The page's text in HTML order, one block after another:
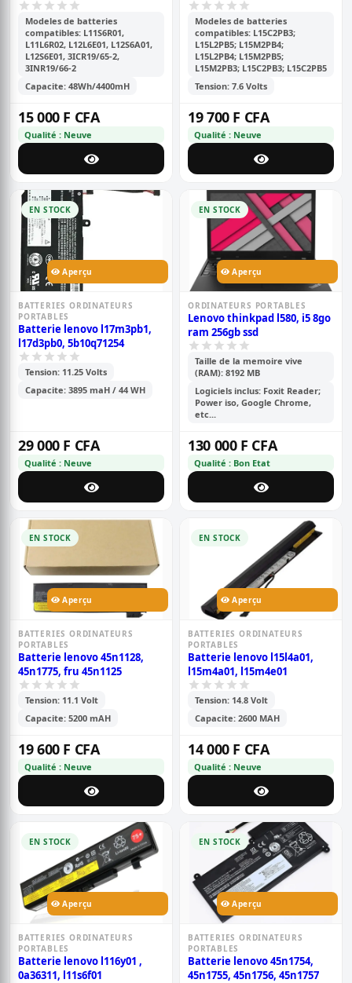
Modeles de batteries
compatibles: L11S6R01,
L11L6R02, L12L6E01, L12S6A01,
L12S6E01, 3ICR19/65-2,
3INR19/66-2
Capacite: 48Wh/4400mH
15 000 F CFA
Qualité : Neuve
Modeles de batteries
compatibles: L15C2PB3;
L15L2PB5; L15M2PB4;
L15L2PB4; L15M2PB5;
L15M2PB3; L15C2PB3; L15C2PB5
Tension: 7.6 Volts
19 700 F CFA
Qualité : Neuve
EN STOCK
Aperçu
BATTERIES ORDINATEURS
PORTABLES
Batterie lenovo l17m3pb1,
l17d3pb0, 5b10q71254
Tension: 11.25 Volts
Capacite: 3895 maH / 44 WH
29 000 F CFA
Qualité : Neuve
EN STOCK
Aperçu
ORDINATEURS PORTABLES
Lenovo thinkpad l580, i5 8go
ram 256gb ssd
Taille de la memoire vive
(RAM): 8192 MB
Logiciels inclus: Foxit Reader;
Power iso, Google Chrome,
etc...
130 000 F CFA
Qualité : Bon Etat
EN STOCK
Aperçu
BATTERIES ORDINATEURS
PORTABLES
Batterie lenovo 45n1128,
45n1775, fru 45n1125
Tension: 11.1 Volt
Capacite: 5200 mAH
19 600 F CFA
Qualité : Neuve
EN STOCK
Aperçu
BATTERIES ORDINATEURS
PORTABLES
Batterie lenovo l15l4a01,
l15m4a01, l15m4e01
Tension: 14.8 Volt
Capacite: 2600 MAH
14 000 F CFA
Qualité : Neuve
EN STOCK
Aperçu
BATTERIES ORDINATEURS
PORTABLES
Batterie lenovo l116y01 ,
0a36311, l11s6f01
EN STOCK
Aperçu
BATTERIES ORDINATEURS
PORTABLES
Batterie lenovo 45n1754,
45n1755, 45n1756, 45n1757